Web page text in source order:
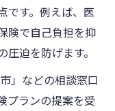
です。例えば、医
険で自己負担を抑
迫を防げます。
」などの相談窓口
プランの提案を受